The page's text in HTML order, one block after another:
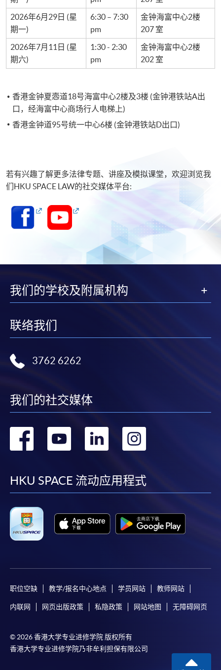
2026年6月29日 (星
期一)
6:30 – 7:30
pm
金钟海富中心2楼
207 室
2026年7月11日 (星
期六)
1:30 - 2:30
pm
金钟海富中心2楼
202 室
香港金钟夏悫道18号海富中心2楼及3楼 (金钟港铁站A出
口，经海富中心商场行人电梯上)
香港金钟道95号统一中心6楼 (金钟港铁站D出口)
若有兴趣了解更多法律专题、讲座及模拟课堂，欢迎浏览我
们HKU SPACE LAW的社交媒体平台:
我们的学校及附属机构
联络我们
3762 6262
我们的社交媒体
转
facebook
转
youtube
转
linkedin
转
HKU SPACE 流动应用程式
职位空缺 教学/报名中心地点 学员网站 教师网站
内联网 网页出版政策 私隐政策 网站地图 无障碍网页
© 2026 香港大学专业进修学院 版权所有
香港大学专业进修学院乃非牟利担保有限公司